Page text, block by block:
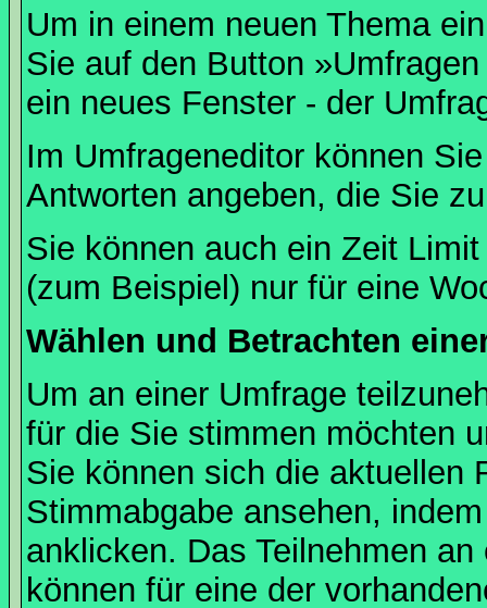
Um in einem neuen Thema
Sie auf den Button
ein neues Fenster - der
Im Umfrageneditor können
Antworten angeben, die Sie
Sie können auch ein Zeit
(zum Beispiel) nur für eine
Wählen und Betrachten
Um an einer Umfrage
für die Sie stimmen möchten
Sie können sich die aktuellen
Stimmabgabe ansehen,
anklicken. Das Teilnehmen
können für eine der